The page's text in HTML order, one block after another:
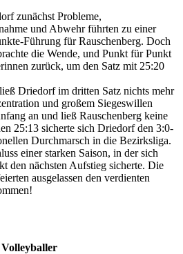
zunächst Probleme,
und Abwehr führten zu einer
Führung für Rauschenberg. Doch
die Wende, und Punkt für Punkt
zurück, um den Satz mit 25:20
Driedorf im dritten Satz nichts mehr
und großem Siegeswillen
an und ließ Rauschenberg keine
25:13 sicherte sich Driedorf den 3:0-
Durchmarsch in die Bezirksliga.
einer starken Saison, in der sich
den nächsten Aufstieg sicherte. Die
ausgelassen den verdienten